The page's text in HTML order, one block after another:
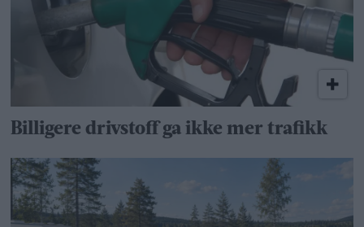
Billigere drivstoff ga ikke mer trafikk